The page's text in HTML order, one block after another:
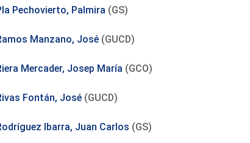
Pechovierto, Palmira (GS)
Manzano, José(GUCD)
Mercader, Josep María (GCO)
Fontán, José(GUCD)
Ibarra, Juan Carlos (GS)